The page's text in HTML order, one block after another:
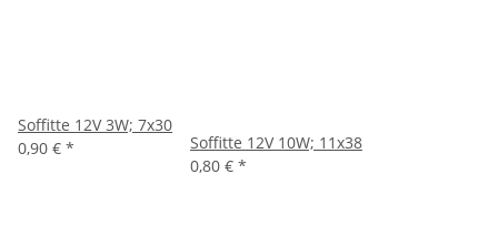
Soffitte 12V 3W; 7x30
0,90 € *
Soffitte 12V 10W; 11x38
0,80 € *